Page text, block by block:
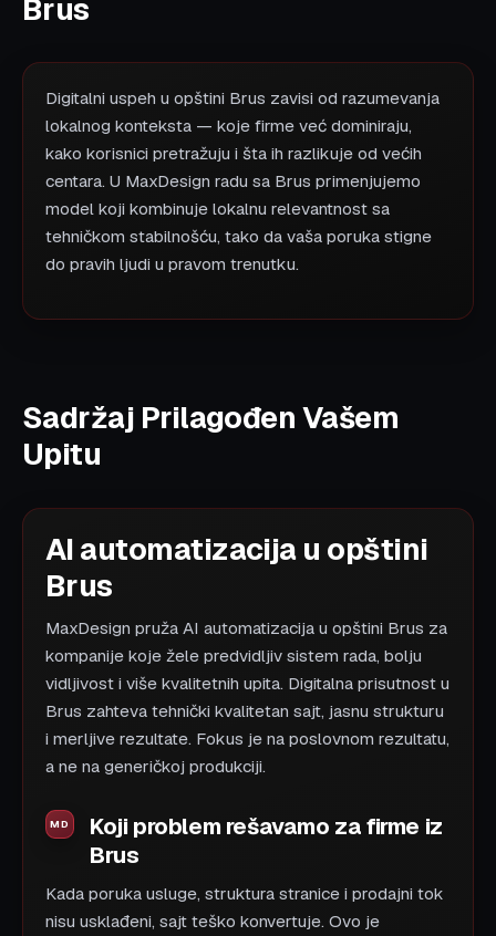
Brus
Digitalni uspeh u opštini Brus zavisi od razumevanja
lokalnog konteksta — koje firme već dominiraju,
kako korisnici pretražuju i šta ih razlikuje od većih
centara. U MaxDesign radu sa Brus primenjujemo
model koji kombinuje lokalnu relevantnost sa
tehničkom stabilnošću, tako da vaša poruka stigne
do pravih ljudi u pravom trenutku.
Sadržaj Prilagođen Vašem
Upitu
AI automatizacija u opštini
Brus
MaxDesign pruža AI automatizacija u opštini Brus za
kompanije koje žele predvidljiv sistem rada, bolju
vidljivost i više kvalitetnih upita. Digitalna prisutnost u
Brus zahteva tehnički kvalitetan sajt, jasnu strukturu
i merljive rezultate. Fokus je na poslovnom rezultatu,
a ne na generičkoj produkciji.
Koji problem rešavamo za firme iz
Brus
Kada poruka usluge, struktura stranice i prodajni tok
nisu usklađeni, sajt teško konvertuje. Ovo je